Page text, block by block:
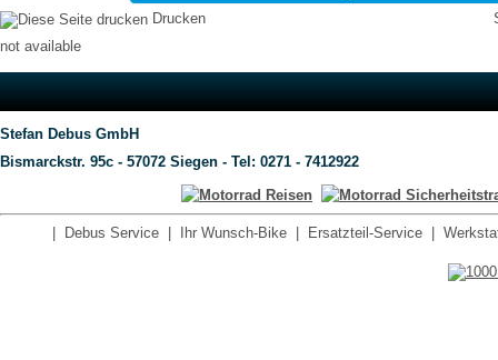
Drucken
not available
Stefan Debus GmbH
Bismarckstr. 95c - 57072 Siegen - Tel: 0271 - 7412922
Debus Service Ihr Wunsch-Bike Ersatzteil-Service